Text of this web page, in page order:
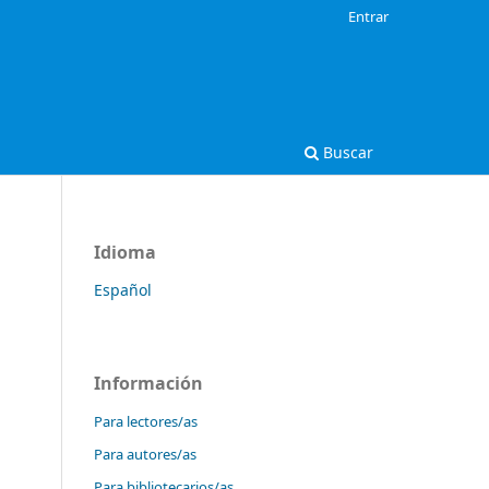
Buscar
Entrar
Idioma
Español
Información
Para lectores/as
Para autores/as